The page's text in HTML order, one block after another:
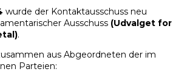
wurde der Kontaktausschuss neu
Ausschuss (Udvalget for
.
aus Abgeordneten der im
Parteien: